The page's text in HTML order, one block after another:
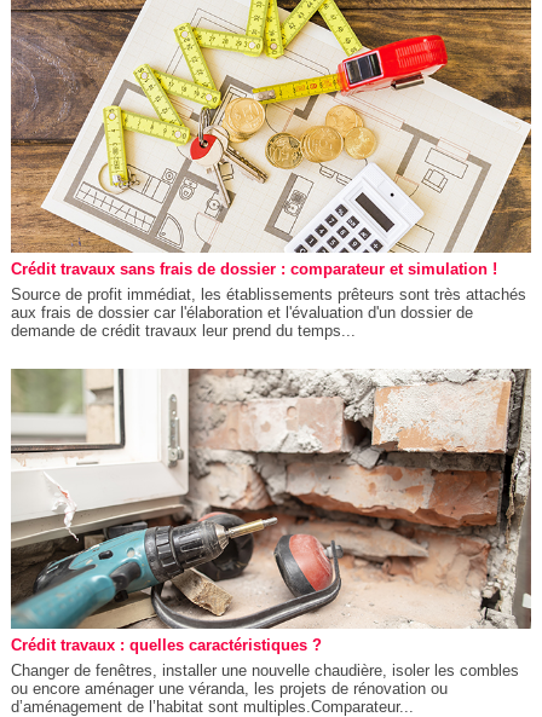
Crédit travaux sans frais de dossier : comparateur et simulation !
Source de profit immédiat, les établissements prêteurs sont très attachés
aux frais de dossier car l'élaboration et l'évaluation d'un dossier de
demande de crédit travaux leur prend du temps...
Crédit travaux : quelles caractéristiques ?
Changer de fenêtres, installer une nouvelle chaudière, isoler les combles
ou encore aménager une véranda, les projets de rénovation ou
d’aménagement de l’habitat sont multiples.Comparateur...